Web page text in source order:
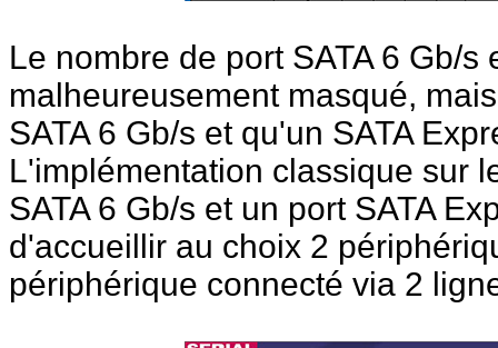
Le nombre de port SATA 6 Gb/s
malheureusement masqué,
SATA 6 Gb/s et qu'un SATA
L'implémentation classique sur
SATA 6 Gb/s et un port SATA
d'accueillir au choix 2
périphérique connecté via 2